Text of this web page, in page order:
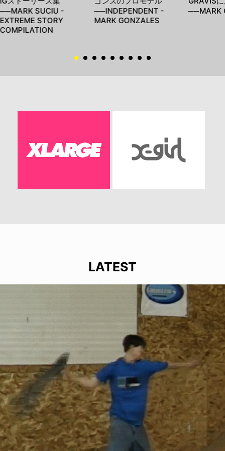
──MARK SUCIU -
EXTREME STORY
COMPILATION
──INDEPENDENT -
MARK GONZALES
──MARK
LATEST